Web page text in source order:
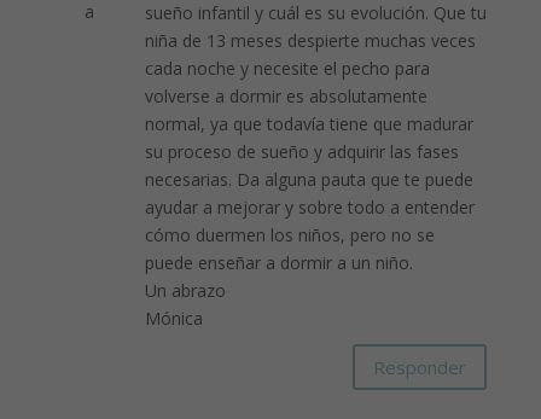
sueño infantil y cuál es su evolución. Que tu
niña de 13 meses despierte muchas veces
cada noche y necesite el pecho para
volverse a dormir es absolutamente
normal, ya que todavía tiene que madurar
su proceso de sueño y adquirir las fases
necesarias. Da alguna pauta que te puede
ayudar a mejorar y sobre todo a entender
cómo duermen los niños, pero no se
puede enseñar a dormir a un niño.
Un abrazo
Mónica
Responder